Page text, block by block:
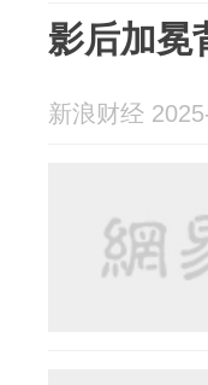
影后加冕
新浪财经